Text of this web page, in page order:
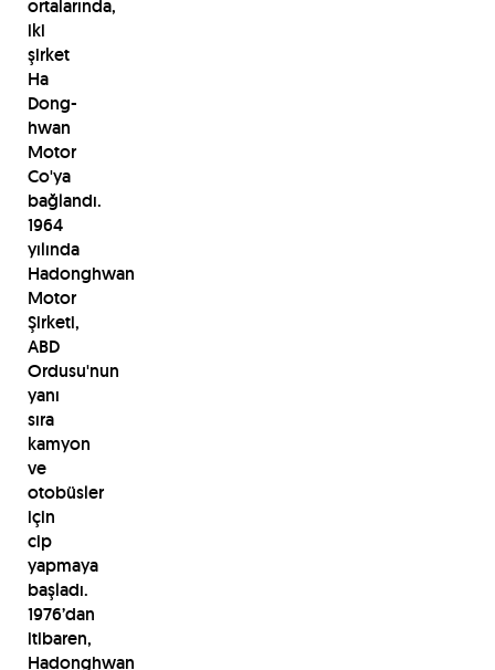
ortalarında,
iki
şirket
Ha
Dong-
hwan
Motor
Co'ya
bağlandı.
1964
yılında
Hadonghwan
Motor
Şirketi,
ABD
Ordusu'nun
yanı
sıra
kamyon
ve
otobüsler
için
cip
yapmaya
başladı.
1976’dan
itibaren,
Hadonghwan